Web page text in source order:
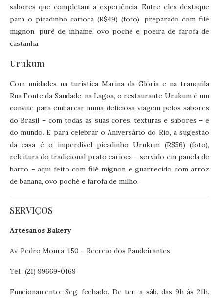
sabores que completam a experiência. Entre eles destaque
para o picadinho carioca (R$49) (foto), preparado com filé
mignon, purê de inhame, ovo poché e poeira de farofa de
castanha.
Urukum
Com unidades na turística Marina da Glória e na tranquila
Rua Fonte da Saudade, na Lagoa, o restaurante Urukum é um
convite para embarcar numa deliciosa viagem pelos sabores
do Brasil – com todas as suas cores, texturas e sabores – e
do mundo. E para celebrar o Aniversário do Rio, a sugestão
da casa é o imperdível picadinho Urukum (R$56) (foto),
releitura do tradicional prato carioca – servido em panela de
barro – aqui feito com filé mignon e guarnecido com arroz
de banana, ovo poché e farofa de milho.
SERVIÇOS
Artesanos Bakery
Av. Pedro Moura, 150 – Recreio dos Bandeirantes
Tel.: (21) 99669-0169
Funcionamento: Seg. fechado. De ter. a sáb. das 9h às 21h.